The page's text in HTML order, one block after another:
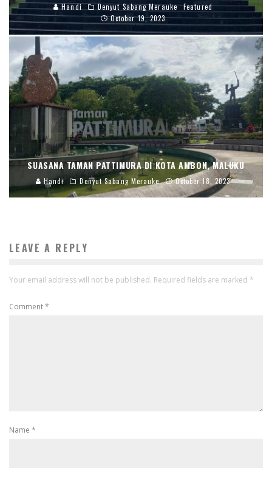
Handi Denyut Sabang Merauke
Featured
October 19, 2023
SUASANA TAMAN PATTIMURA DI KOTA AMBON, MALUKU
Handi Denyut Sabang Merauke October 18, 2023
LEAVE A REPLY
Your email address will not be published. Required fields are marked *
Comment*
Name *